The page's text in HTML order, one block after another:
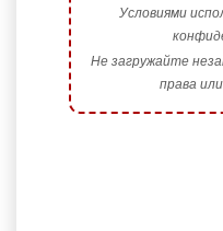
Условиями
Не загружайте
права